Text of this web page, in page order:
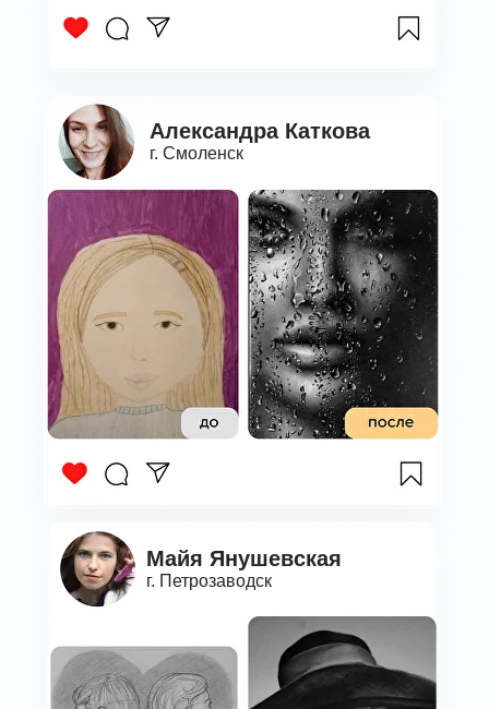
г. Петрозаводск
Майя Янушевская
г. Смоленск
Александра Каткова